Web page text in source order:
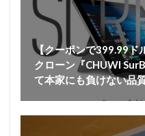
【クーポンで399.99ド
クローン『CHUWI
て本家にも負けない品